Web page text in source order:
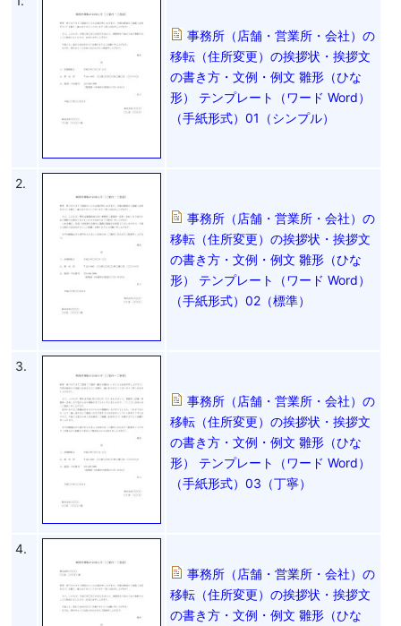
事務所（店舗・営業所・会社）の
移転（住所変更）の挨拶状・挨拶文
の書き方・文例・例文 雛形（ひな
形） テンプレート（ワード Word）
（手紙形式）01（シンプル）
2.
事務所（店舗・営業所・会社）の
移転（住所変更）の挨拶状・挨拶文
の書き方・文例・例文 雛形（ひな
形） テンプレート（ワード Word）
（手紙形式）02（標準）
3.
事務所（店舗・営業所・会社）の
移転（住所変更）の挨拶状・挨拶文
の書き方・文例・例文 雛形（ひな
形） テンプレート（ワード Word）
（手紙形式）03（丁寧）
4.
事務所（店舗・営業所・会社）の
移転（住所変更）の挨拶状・挨拶文
の書き方・文例・例文 雛形（ひな